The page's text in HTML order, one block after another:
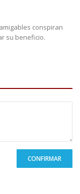
conspiran
su beneficio.
CONFIRMAR